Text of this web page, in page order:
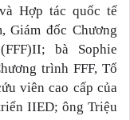
Hợp tác quốc tế
Giám đốc Chương
bà Sophie
trình FFF, Tổ
viên cao cấp của
IIED; ông Triệu